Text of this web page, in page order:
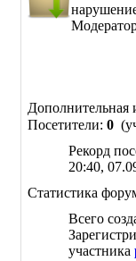
Дополнительная
Посетители: 0
Рекорд
20:40,
Статистика
Всего
участника